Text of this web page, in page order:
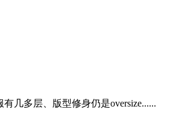
几多层、版型修身仍是oversize......